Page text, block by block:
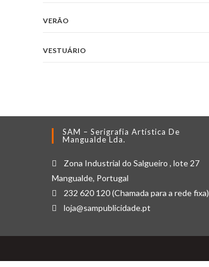
VERÃO
VESTUÁRIO
SAM – Serigrafia Artística De
Mangualde Lda.
Zona Industrial do Salgueiro , lote 27
Mangualde, Portugal
232 620 120 (Chamada para a rede fixa)
loja@sampublicidade.pt